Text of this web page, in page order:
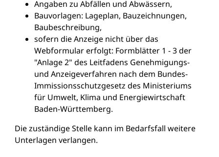
Angaben zu Abfällen und Abwässern,
Bauvorlagen: Lageplan, Bauzeichnungen,
Baubeschreibung,
sofern die Anzeige nicht über das
Webformular erfolgt: Formblätter 1 - 3 der
"Anlage 2" des Leitfadens Genehmigungs-
und Anzeigeverfahren nach dem Bundes-
Immissionsschutzgesetz des Ministeriums
für Umwelt, Klima und Energiewirtschaft
Baden-Württemberg.
Die zuständige Stelle kann im Bedarfsfall weitere
Unterlagen verlangen.